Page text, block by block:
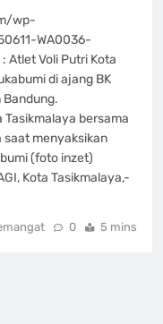
wp-
WA0036-
Atlet Voli Putri Kota
di ajang BK
Bandung.
Tasikmalaya bersama
saat menyaksikan
(foto inzet)
Kota Tasikmalaya,-
0 5 mins